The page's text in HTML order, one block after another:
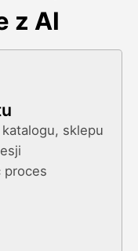
z AI
sklepu
proces